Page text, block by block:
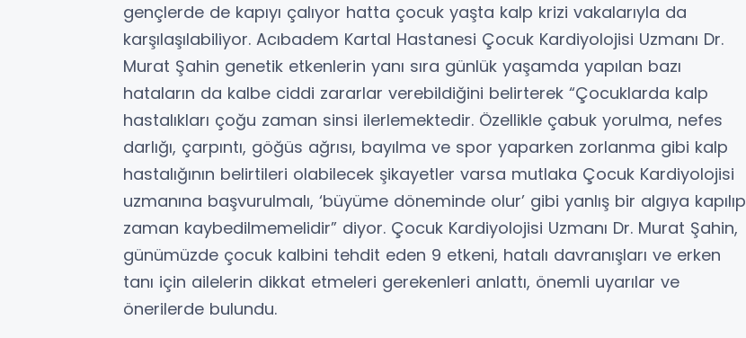
gençlerde de kapıyı çalıyor hatta çocuk yaşta kalp krizi vakalarıyla da
karşılaşılabiliyor. Acıbadem Kartal Hastanesi Çocuk Kardiyolojisi Uzmanı Dr.
Murat Şahin genetik etkenlerin yanı sıra günlük yaşamda yapılan bazı
hataların da kalbe ciddi zararlar verebildiğini belirterek “Çocuklarda kalp
hastalıkları çoğu zaman sinsi ilerlemektedir. Özellikle çabuk yorulma, nefes
darlığı, çarpıntı, göğüs ağrısı, bayılma ve spor yaparken zorlanma gibi kalp
hastalığının belirtileri olabilecek şikayetler varsa mutlaka Çocuk Kardiyolojisi
uzmanına başvurulmalı, ‘büyüme döneminde olur’ gibi yanlış bir algıya kapılıp
zaman kaybedilmemelidir” diyor. Çocuk Kardiyolojisi Uzmanı Dr. Murat Şahin,
günümüzde çocuk kalbini tehdit eden 9 etkeni, hatalı davranışları ve erken
tanı için ailelerin dikkat etmeleri gerekenleri anlattı, önemli uyarılar ve
önerilerde bulundu.